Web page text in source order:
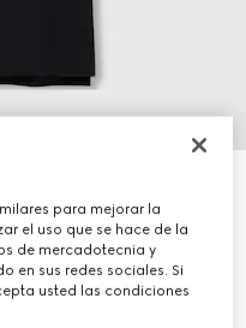
para mejorar la
el uso que se hace de la
de mercadotecnia y
en sus redes sociales. Si
usted las condiciones